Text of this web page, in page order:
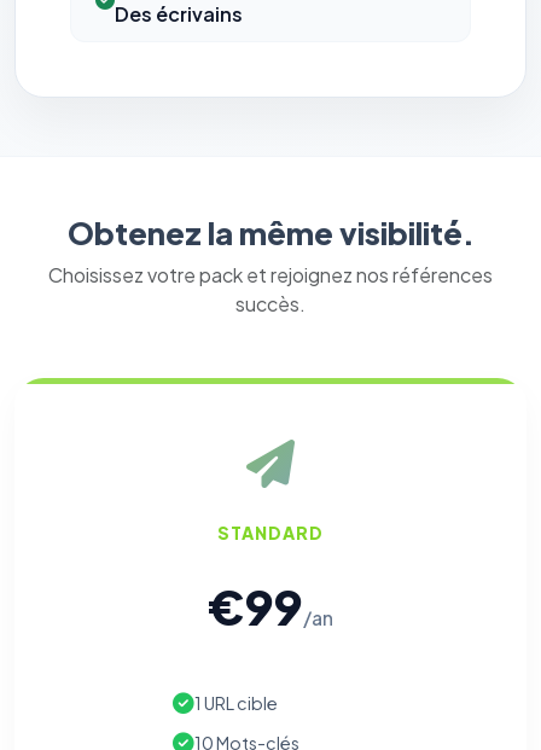
Des écrivains
Obtenez la même visibilité.
Choisissez votre pack et rejoignez nos références
succès.
STANDARD
€99/an
1 URL cible
10 Mots-clés
TOUJOURS ACTIF
Nécessaires au fonctionnement du site : session, sécurité,
mémorisation de vos choix de consentement. Ils ne
Nous aident à comprendre comment vous utilisez le site
(pages visitées, durée de visite) pour l'améliorer. Données
anonymisées via Google Analytics.
Cookies marketing
Permettent d'afficher des publicités pertinentes et de
mesurer l'efficacité de nos campagnes (Google Ads,